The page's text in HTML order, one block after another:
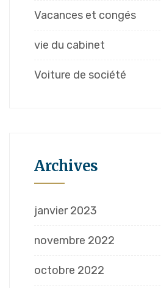
Vacances et congés
vie du cabinet
Voiture de société
Archives
janvier 2023
novembre 2022
octobre 2022